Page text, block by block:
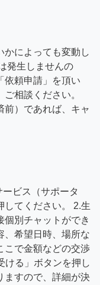
かによっても変動し
発生しませんの
依頼申請」を頂い
相談ください。
）であれば、キャ
ビス（サポータ
してください。 2.生
個別チャットができ
、希望日時、場所な
こで金額などの交渉
ける」ボタンを押し
ますので、詳細が決